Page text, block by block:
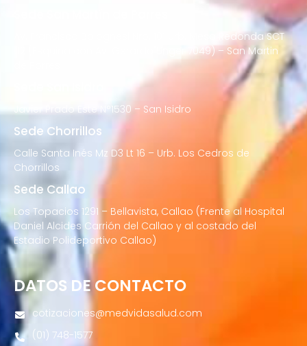
Av. Francisco Bolognesi Nro. 101 Urb. Mesa Redonda SCT
02 (Esquina con Av. Gerardo Unger 7049) – San Martin
Javier Prado Este N°1530 – San Isidro
Sede Chorrillos
Calle Santa Inés Mz D3 Lt 16 – Urb. Los Cedros de
Chorrillos
Sede Callao
Los Topacios 1291 – Bellavista, Callao (Frente al Hospital
Daniel Alcides Carrión del Callao y al costado del
Estadio Polideportivo Callao)
DATOS DE CONTACTO
cotizaciones@medvidasalud.com
(01) 748-1577